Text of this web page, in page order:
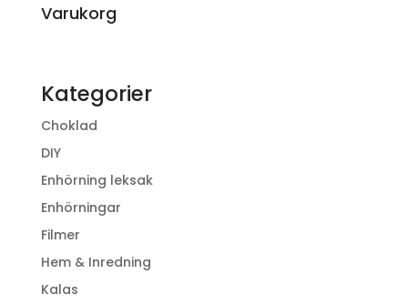
Varukorg
Kategorier
Choklad
DIY
Enhörning leksak
Enhörningar
Filmer
Hem & Inredning
Kalas